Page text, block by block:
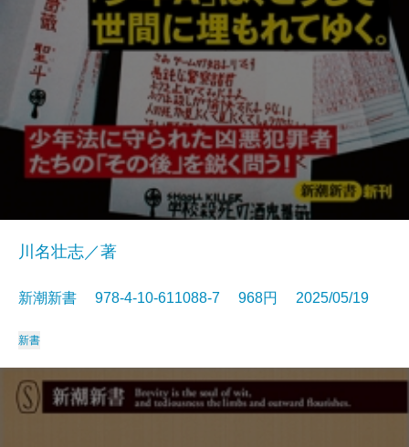
川名壮志／著
新潮新書 978-4-10-611088-7 968円 2025/05/19
新書